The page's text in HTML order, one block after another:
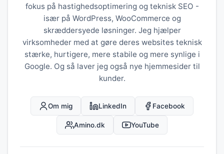
fokus på hastighedsoptimering og teknisk SEO -
især på WordPress, WooCommerce og
skræddersyede løsninger. Jeg hjælper
virksomheder med at gøre deres websites teknisk
stærke, hurtigere, mere stabile og mere synlige i
Google. Og så laver jeg også nye hjemmesider til
kunder.
Om mig LinkedIn Facebook
Amino.dk YouTube